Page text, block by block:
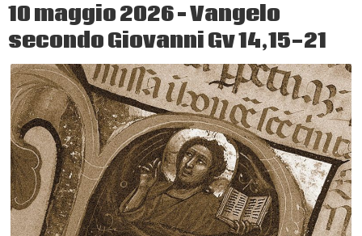
10 maggio 2026 – Vangelo
secondo Giovanni Gv 14,15-21